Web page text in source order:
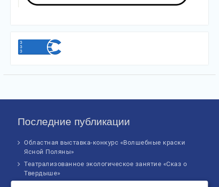
Последние публикации
Областная выставка-конкурс «Волшебные краски
Ясной Поляны»
Театрализованное экологическое занятие «Сказ о
Твердыше»